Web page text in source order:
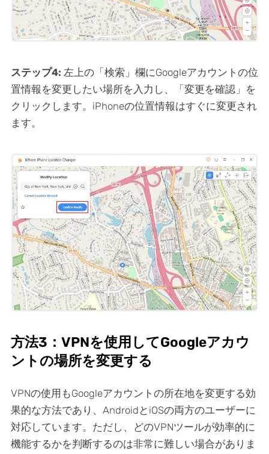
ステップ4: 左上の「検索」欄にGoogleアカウントの位
置情報を変更したい場所を入力し、「変更を確認」を
クリックします。iPhoneの位置情報はすぐに変更され
ます。
方法3：VPNを使用してGoogleアカウ
ントの場所を変更する
VPNの使用もGoogleアカウントの所在地を変更する効
果的な方法であり、AndroidとiOSの両方のユーザーに
対応しています。ただし、どのVPNツールが効率的に
機能するかを判断するのは非常に難しい場合がありま